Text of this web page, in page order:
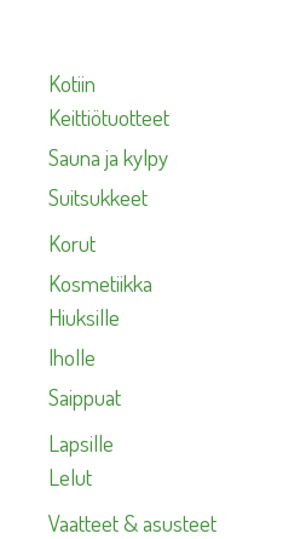
Kotiin
Keittiötuotteet
Sauna ja kylpy
Suitsukkeet
Korut
Kosmetiikka
Hiuksille
Iholle
Saippuat
Lapsille
Lelut
Vaatteet & asusteet